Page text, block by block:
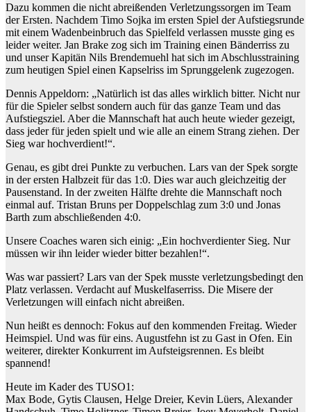
Dazu kommen die nicht abreißenden Verletzungssorgen im Team
der Ersten. Nachdem Timo Sojka im ersten Spiel der Aufstiegsrunde
mit einem Wadenbeinbruch das Spielfeld verlassen musste ging es
leider weiter. Jan Brake zog sich im Training einen Bänderriss zu
und unser Kapitän Nils Brendemuehl hat sich im Abschlusstraining
zum heutigen Spiel einen Kapselriss im Sprunggelenk zugezogen.
Dennis Appeldorn: „Natürlich ist das alles wirklich bitter. Nicht nur
für die Spieler selbst sondern auch für das ganze Team und das
Aufstiegsziel. Aber die Mannschaft hat auch heute wieder gezeigt,
dass jeder für jeden spielt und wie alle an einem Strang ziehen. Der
Sieg war hochverdient!“.
Genau, es gibt drei Punkte zu verbuchen. Lars van der Spek sorgte
in der ersten Halbzeit für das 1:0. Dies war auch gleichzeitig der
Pausenstand. In der zweiten Hälfte drehte die Mannschaft noch
einmal auf. Tristan Bruns per Doppelschlag zum 3:0 und Jonas
Barth zum abschließenden 4:0.
Unsere Coaches waren sich einig: „Ein hochverdienter Sieg. Nur
müssen wir ihn leider wieder bitter bezahlen!“.
Was war passiert? Lars van der Spek musste verletzungsbedingt den
Platz verlassen. Verdacht auf Muskelfaserriss. Die Misere der
Verletzungen will einfach nicht abreißen.
Nun heißt es dennoch: Fokus auf den kommenden Freitag. Wieder
Heimspiel. Und was für eins. Augustfehn ist zu Gast in Ofen. Ein
weiterer, direkter Konkurrent im Aufsteigsrennen. Es bleibt
spannend!
Heute im Kader des TUSO1:
Max Bode, Gytis Clausen, Helge Dreier, Kevin Lüers, Alexander